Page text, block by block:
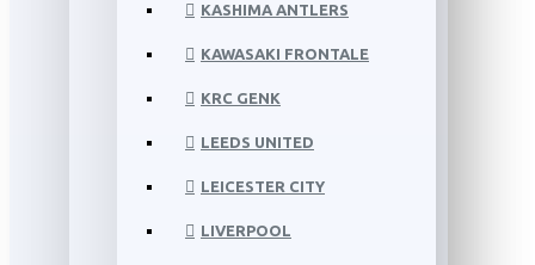
KASHIMA ANTLERS
KAWASAKI FRONTALE
KRC GENK
LEEDS UNITED
LEICESTER CITY
LIVERPOOL